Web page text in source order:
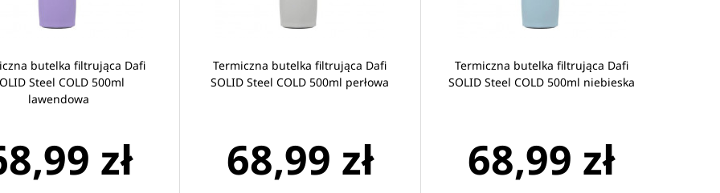
butelka filtrująca Dafi
Steel COLD 500ml
lawendowa
zł
Termiczna butelka filtrująca Dafi
SOLID Steel COLD 500ml perłowa
68,99 zł
Termiczna butelka filtrująca Dafi
SOLID Steel COLD 500ml niebieska
68,99 zł